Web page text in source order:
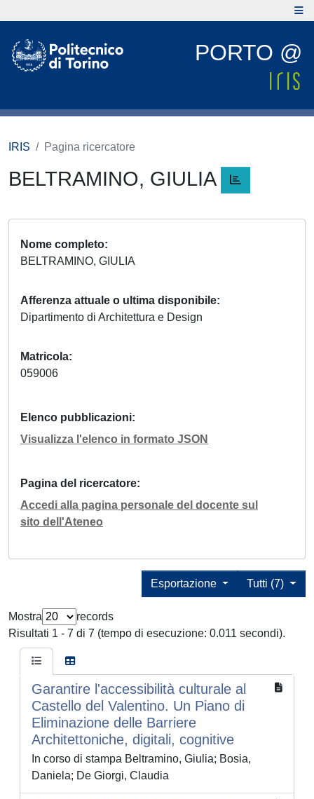
PORTO @
IRIS Pagina ricercatore
BELTRAMINO, GIULIA
Nome completo
BELTRAMINO, GIULIA
Afferenza attuale o ultima disponibile
Dipartimento di Architettura e Design
Matricola
059006
Elenco pubblicazioni
Visualizza l'elenco in formato JSON
Pagina del ricercatore
Accedi alla pagina personale del docente sul
sito dell'Ateneo
Tutti (7)
Esportazione
Mostra
records
Risultati 1 - 7 di 7 (tempo di esecuzione: 0.011 secondi).
Garantire l'accessibilità culturale al
Castello del Valentino. Un Piano di
Eliminazione delle Barriere
Architettoniche, digitali, cognitive
In corso di stampa Beltramino, Giulia; Bosia,
Daniela; De Giorgi, Claudia